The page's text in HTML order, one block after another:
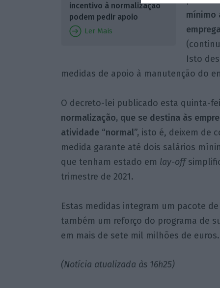
incentivo à normalização
podem pedir apoio
Ler Mais
mínimo
Isto
medidas de apoio à manutenção do
O decreto-lei publicado esta quinta-
normalização, que se destina às
atividade “normal”, isto é, deixem de
medida garante até dois salários
que tenham estado em lay-off
trimestre de 2021.
Estas medidas integram um pacote
também um reforço do programa de
em mais de sete mil milhões de euros.
(Notícia atualizada às 16h25)